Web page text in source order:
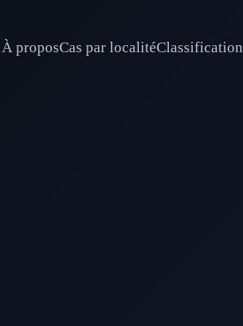
À proposCas par localitéClassification